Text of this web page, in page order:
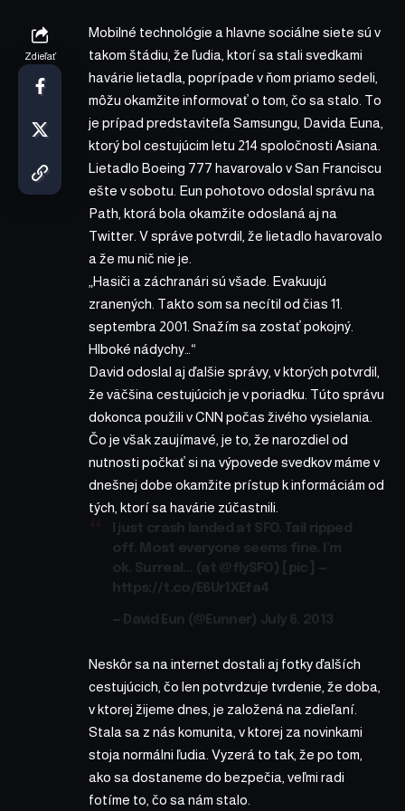
Zdieľať
Mobilné technológie a hlavne sociálne siete sú v
takom štádiu, že ľudia, ktorí sa stali svedkami
havárie lietadla, poprípade v ňom priamo sedeli,
môžu okamžite informovať o tom, čo sa stalo. To
je prípad predstaviteľa Samsungu, Davida Euna,
ktorý bol cestujúcim letu 214 spoločnosti Asiana.
Lietadlo Boeing 777 havarovalo v San Franciscu
ešte v sobotu. Eun pohotovo odoslal správu na
Path, ktorá bola okamžite odoslaná aj na
Twitter. V správe potvrdil, že lietadlo havarovalo
a že mu nič nie je.
„Hasiči a záchranári sú všade. Evakuujú
zranených. Takto som sa necítil od čias 11.
septembra 2001. Snažím sa zostať pokojný.
Hlboké nádychy…“
David odoslal aj ďalšie správy, v ktorých potvrdil,
že väčšina cestujúcich je v poriadku. Túto správu
dokonca použili v CNN počas živého vysielania.
Čo je však zaujímavé, je to, že narozdiel od
nutnosti počkať si na výpovede svedkov máme v
dnešnej dobe okamžite prístup k informáciám od
tých, ktorí sa havárie zúčastnili.
Neskôr sa na internet dostali aj fotky ďalších
cestujúcich, čo len potvrdzuje tvrdenie, že doba,
v ktorej žijeme dnes, je založená na zdieľaní.
Stala sa z nás komunita, v ktorej za novinkami
stoja normálni ľudia. Vyzerá to tak, že po tom,
ako sa dostaneme do bezpečia, veľmi radi
fotíme to, čo sa nám stalo.